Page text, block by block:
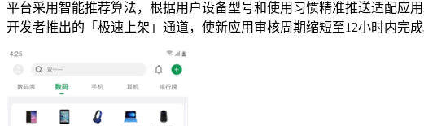
平台采用智能推荐算法，根据用户设备型号和使用习惯精准推送适配应
开发者推出的「极速上架」通道，使新应用审核周期缩短至12小时内完成